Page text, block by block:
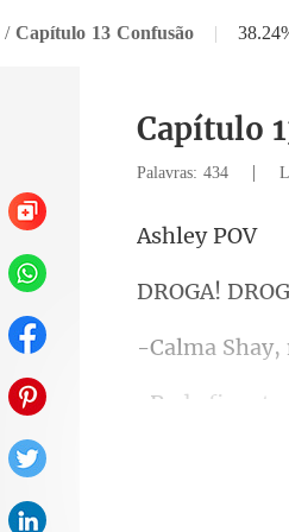
/ Capítulo 13 Confusão |
Capítulo
Palavras: 434 |
ley